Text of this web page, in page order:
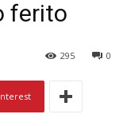
ferito
0
295